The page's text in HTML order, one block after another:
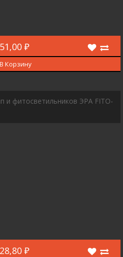
₽
В Корзину
и фитосветильников ЭРА FITO-
₽